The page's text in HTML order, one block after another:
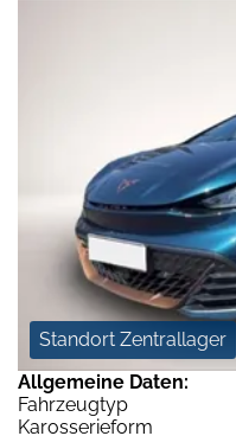
Standort Zentrallager
Allgemeine Daten:
Fahrzeugtyp
Karosserieform